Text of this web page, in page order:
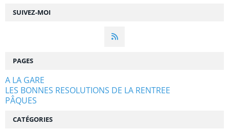
SUIVEZ-MOI
PAGES
A LA GARE
LES BONNES RESOLUTIONS DE LA RENTREE
PÂQUES
CATÉGORIES